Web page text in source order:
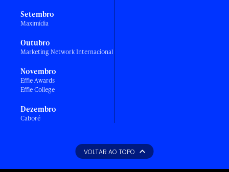
Setembro
Maximídia
Outubro
Marketing Network Internacional
Novembro
Effie Awards
Effie College
Dezembro
Caboré
VOLTAR AO TOPO